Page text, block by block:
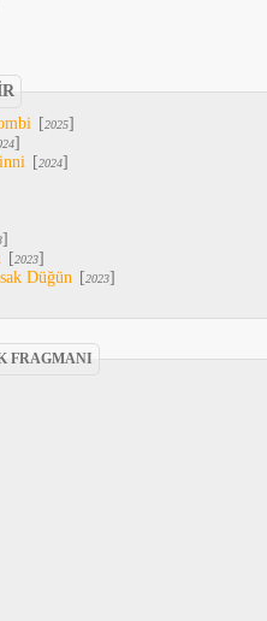
[2025]
]
[2024]
]
[2023]
Düğün [2023]
FRAGMANI